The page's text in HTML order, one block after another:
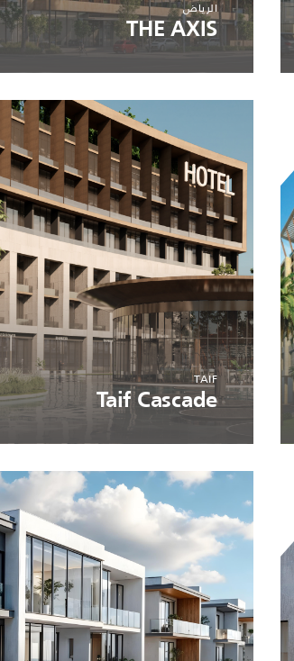
الرياض
THE AXIS
TAIF
Taif Cascade